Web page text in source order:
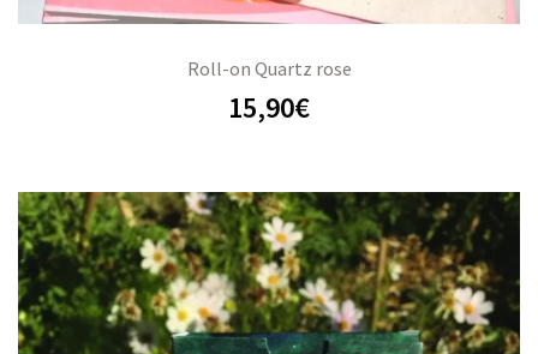
Roll-on Quartz rose
15,90€